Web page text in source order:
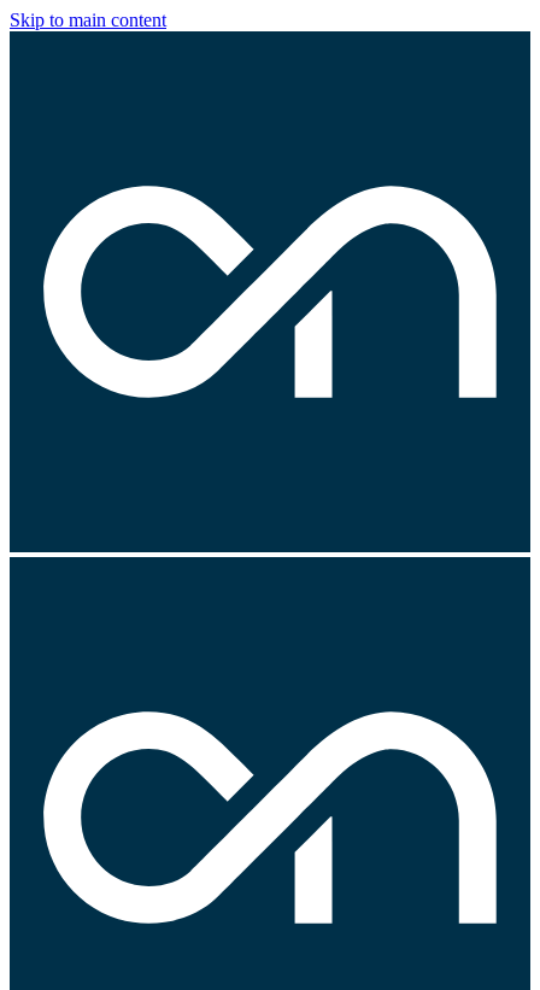
Skip to main content